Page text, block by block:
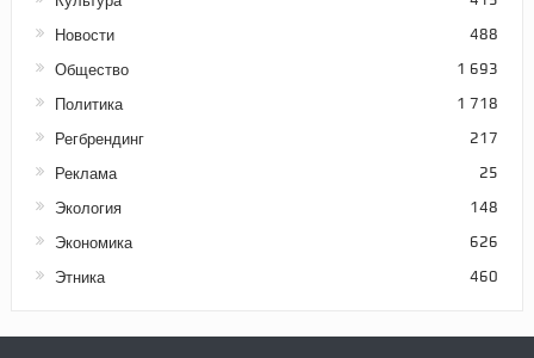
Новости 488
Общество 1 693
Политика 1 718
Регбрендинг 217
Реклама 25
Экология 148
Экономика 626
Этника 460